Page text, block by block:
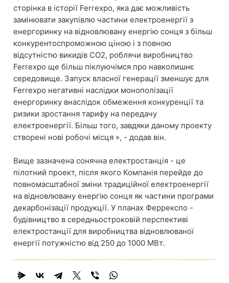
сторінка в історії Ferrexpo, яка дає можливість
замінювати закупівлю частини електроенергії з
енергоринку на відновлювану енергію сонця з більш
конкурентоспроможною ціною і з повною
відсутністю викидів СО2, роблячи виробництво
Ferrexpo ще більш піклуючімся про навколишнє
середовище. Запуск власної генерації зменшує для
Ferrexpo негативні наслідки монополізації
енергоринку внаслідок обмеження конкуренції та
ризики зростання тарифу на передачу
електроенергії. Більш того, завдяки даному проекту
створені нові робочі місця », - додав він.
Вище зазначена сонячна електростанція - це
пілотний проект, після якого Компанія перейде до
повномасштабної зміни традиційної електроенергії
на відновлювану енергію сонця як частини програми
декарбонізації продукції. У планах Феррекспо -
будівництво в середньостроковій перспективі
електростанції для виробництва відновлюваної
енергії потужністю від 250 до 1000 МВт.